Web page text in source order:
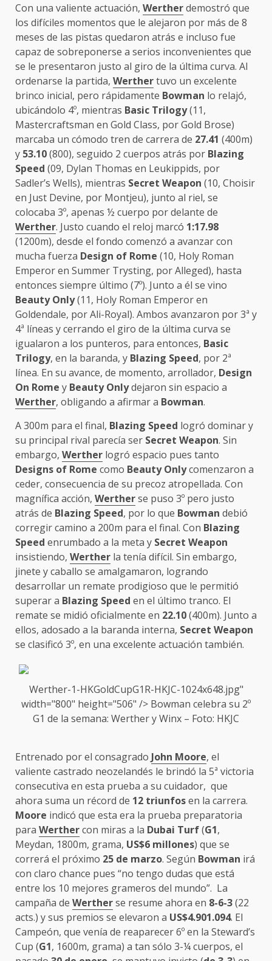
Con una valiente actuación, Wertherdemostró que
los difíciles momentos que le alejaron por más de 8
meses de las pistas quedaron atrás e incluso fue
capaz de sobreponerse a serios inconvenientes que
se le presentaron justo al giro de la última curva. Al
ordenarse la partida, Werthertuvo un excelente
brinco inicial, pero rápidamente Bowman lo relajó,
ubicándolo 4º, mientras Basic Trilogy(11,
Mastercraftsman en Gold Class, por Gold Brose)
marcaba un cómodo tren de carrera de 27.41 (400m)
y 53.10(800), seguido 2 cuerpos atrás por Blazing
Speed (09, Dylan Thomas en Leukippids, por
Sadler’s Wells), mientras Secret Weapon (10, Choisir
en Just Devine, por Montjeu), junto al riel, se
colocaba 3º, apenas ½ cuerpo por delante de
Werther. Justo cuando el reloj marcó 1:17.98
(1200m), desde el fondo comenzó a avanzar con
mucha fuerza Design of Rome (10, Holy Roman
Emperor en Summer Trysting, por Alleged), hasta
entonces siempre último (7º). Junto a él se vino
Beauty Only(11, Holy Roman Emperor en
Goldendale, por Ali-Royal). Ambos avanzaron por 3ª y
4ª líneas y cerrando el giro de la última curva se
igualaron a los punteros, para entonces, Basic
Trilogy, en la baranda, y Blazing Speed, por 2ª
línea. En su avance, de momento, arrollador, Design
On Rome y Beauty Onlydejaron sin espacio a
Werther, obligando a afirmar a Bowman.
A 300m para el final, Blazing Speed logró dominar y
su principal rival parecía ser Secret Weapon. Sin
embargo, Werther logró espacio pues tanto
Designs of Rome como Beauty Onlycomenzaron a
ceder, consecuencia de su precoz atropellada. Con
magnífica acción, Wertherse puso 3º pero justo
atrás de Blazing Speed, por lo que Bowman debió
corregir camino a 200m para el final. Con Blazing
Speed enrumbado a la meta y Secret Weapon
insistiendo, Werther la tenía difícil. Sin embargo,
jinete y caballo se amalgamaron, logrando
desarrollar un remate prodigioso que le permitió
superar a Blazing Speed en el último tranco. El
remate se midió oficialmente en 22.10(400m). Junto a
ellos, adosado a la baranda interna, Secret Weapon
se clasificó 3º, en una excelente actuación también.
Werther-1-HKGoldCupG1R-HKJC-1024x648.jpg"
width="800" height="506" /> Bowman celebra su 2º
G1 de la semana: Werthery Winx – Foto: HKJC
Entrenado por el consagrado John Moore, el
valiente castrado neozelandés le brindó la 5ª victoria
consecutiva en esta prueba a su cuidador, que
ahora suma un récord de 12 triunfosen la carrera.
Moore indicó que esta era la prueba preparatoria
para Werthercon miras a la Dubai Turf(G1,
Meydan, 1800m, grama, US$6 millones) que se
correrá el próximo 25 de marzo. Según Bowman irá
con claro chance pues “no tengo dudas que está
entre los 10 mejores grameros del mundo”. La
campaña de Wertherse resume ahora en 8-6-3(22
acts.) y sus premios se elevaron a US$4.901.094. El
Campeón, que venía de reaparecer 6º en la Steward’s
Cup (G1, 1600m, grama) a tan sólo 3-¼ cuerpos, el